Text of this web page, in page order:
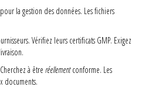
la gestion des données. Les fichiers
Vérifiez leurs certificats GMP. Exigez
à être réellementconforme. Les
documents.